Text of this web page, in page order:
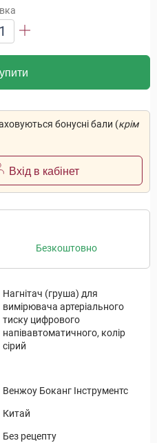
1
бонусні бали (крім
Вхід в кабінет
Безкоштовно
Нагнітач (груша) для
вимірювача артеріального
тиску цифрового
напівавтоматичного, колір
сірий
Венжоу Боканг Інструментс
Китай
Без рецепту